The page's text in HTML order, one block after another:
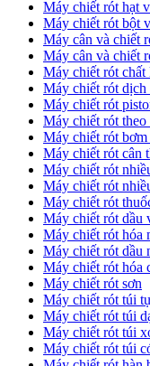
Máy chiết rót hạt
Máy chiết rót bột
Máy cân và chiết
Máy cân và chiết
​Máy chiết rót
​Máy chiết rót dịch
Máy chiết rót
Máy chiết rót
​Máy chiết rót
Máy chiết rót cân
​Máy chiết rót
​Máy chiết rót
Máy chiết rót
Máy chiết rót dầu
Máy chiết rót hóa
Máy chiết rót dầu
Máy chiết rót hóa
Máy chiết rót sơn
Máy chiết rót túi
Máy chiết rót túi
Máy chiết rót túi
Máy chiết rót túi